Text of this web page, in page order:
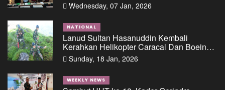
Dalam Perkara Dugaan Tipikor Pemberian
Fasilitas Pinjaman/Kredit Dari Salah Satu
Bank Pemerintah Kepada PT. BSS Dan PT.
SAL
Wednesday, 07 Jan, 2026
NATIONAL
Lanud Sultan Hasanuddin Kembali
Kerahkan Helikopter Caracal Dan Boeing
Intai Strategis, Lokasi Jatuhnya Pesawat
ATR 42-500 Berhasil Diidentifikasi
Sunday, 18 Jan, 2026
WEEKLY NEWS